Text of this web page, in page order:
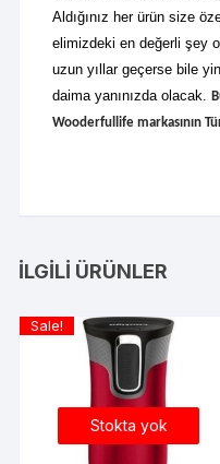
Aldığınız her ürün size
elimizdeki en değerli şey
uzun yıllar geçerse bile
daima yanınızda olacak.
Wooderfullife markasının
İLGILI ÜRÜNLER
Stokta yok
Sale!